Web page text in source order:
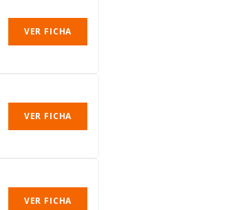
VER FICHA
VER FICHA
VER FICHA